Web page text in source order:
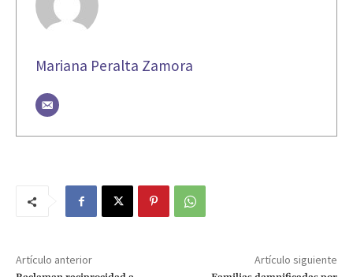
Mariana Peralta Zamora
Artículo anterior Artículo siguiente